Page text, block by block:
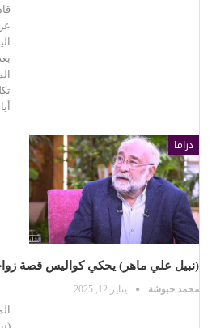
دراما
(نبيل علي ماهر) يحكي كواليس قصة
محمد حبوشة يناير 12, 2025